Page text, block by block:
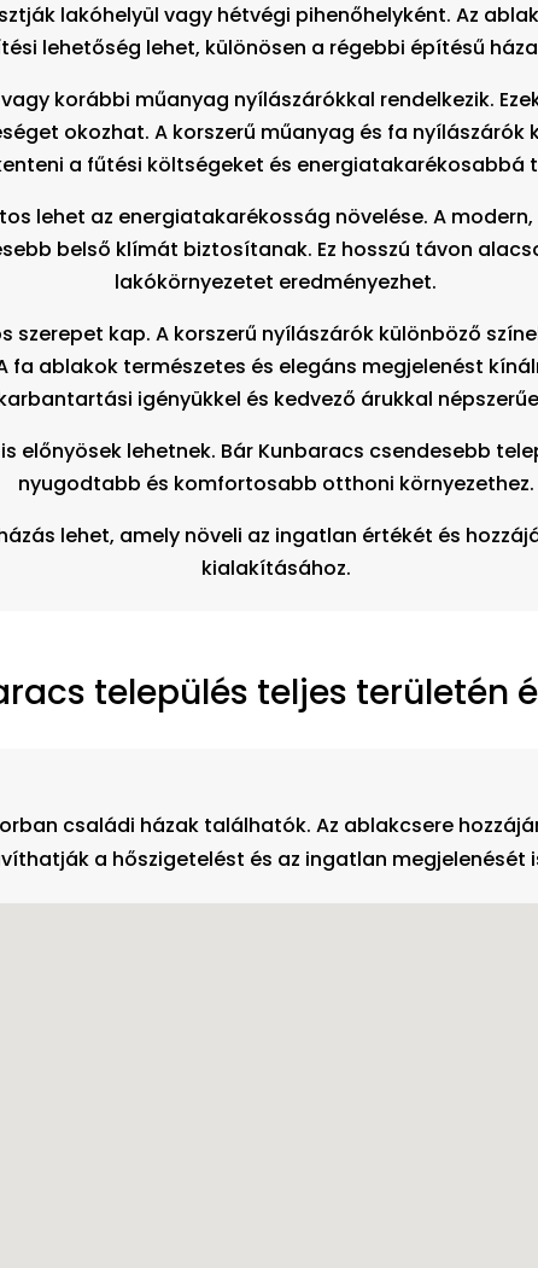
lakóhelyül vagy hétvégi pihenőhelyként. Az
lehetőség lehet, különösen a régebbi építésű
korábbi műanyag nyílászárókkal rendelkezik.
okozhat. A korszerű műanyag és fa
a fűtési költségeket és energiatakarékosabbá
lehet az energiatakarékosság növelése. A
belső klímát biztosítanak. Ez hosszú távon
lakókörnyezetet eredményezhet.
szerepet kap. A korszerű nyílászárók különböző
fa ablakok természetes és elegáns megjelenést
igényükkel és kedvező árukkal
előnyösek lehetnek. Bár Kunbaracs csendesebb
nyugodtabb és komfortosabb otthoni környezethez.
lehet, amely növeli az ingatlan értékét és
kialakításához.
település teljes területén
családi házak találhatók. Az ablakcsere
a hőszigetelést és az ingatlan megjelenését